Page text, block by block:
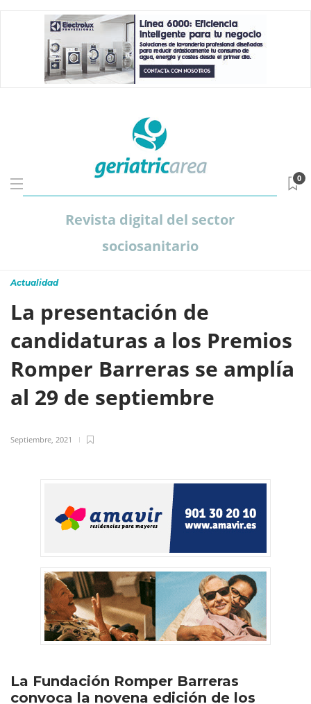
Revista digital del sector
sociosanitario
0
Actualidad
La presentación de
candidaturas a los Premios
Romper Barreras se amplía
al 29 de septiembre
Septiembre, 2021
La Fundación Romper Barreras
convoca la novena edición de los